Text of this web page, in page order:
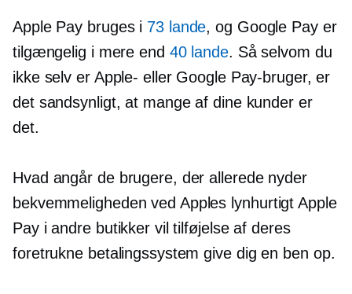
Apple Pay bruges i 73 lande, og Google Pay er
tilgængelig i mere end 40 lande. Så selvom du
ikke selv er Apple- eller Google Pay-bruger, er
det sandsynligt, at mange af dine kunder er
det.
Hvad angår de brugere, der allerede nyder
bekvemmeligheden ved Apples lynhurtigt Apple
Pay i andre butikker vil tilføjelse af deres
foretrukne betalingssystem give dig en ben op.